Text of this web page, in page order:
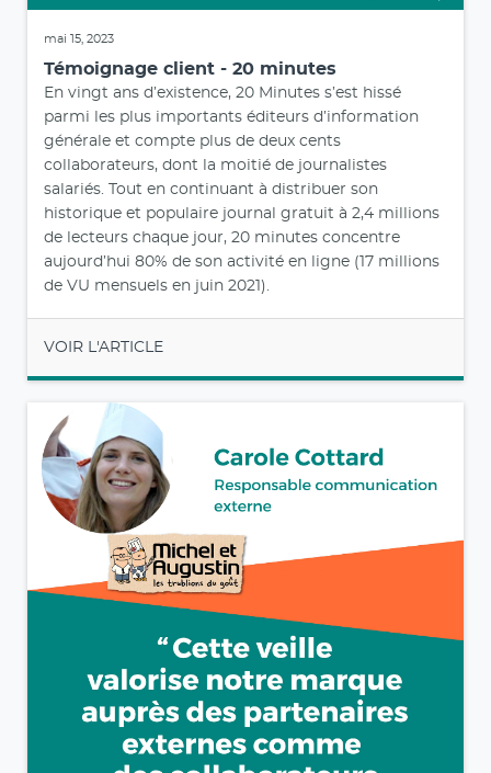
mai 15, 2023
Témoignage client - 20 minutes
En vingt ans d’existence, 20 Minutes s’est hissé
parmi les plus importants éditeurs d’information
générale et compte plus de deux cents
collaborateurs, dont la moitié de journalistes
salariés. Tout en continuant à distribuer son
historique et populaire journal gratuit à 2,4 millions
de lecteurs chaque jour, 20 minutes concentre
aujourd’hui 80% de son activité en ligne (17 millions
de VU mensuels en juin 2021).
VOIR L'ARTICLE